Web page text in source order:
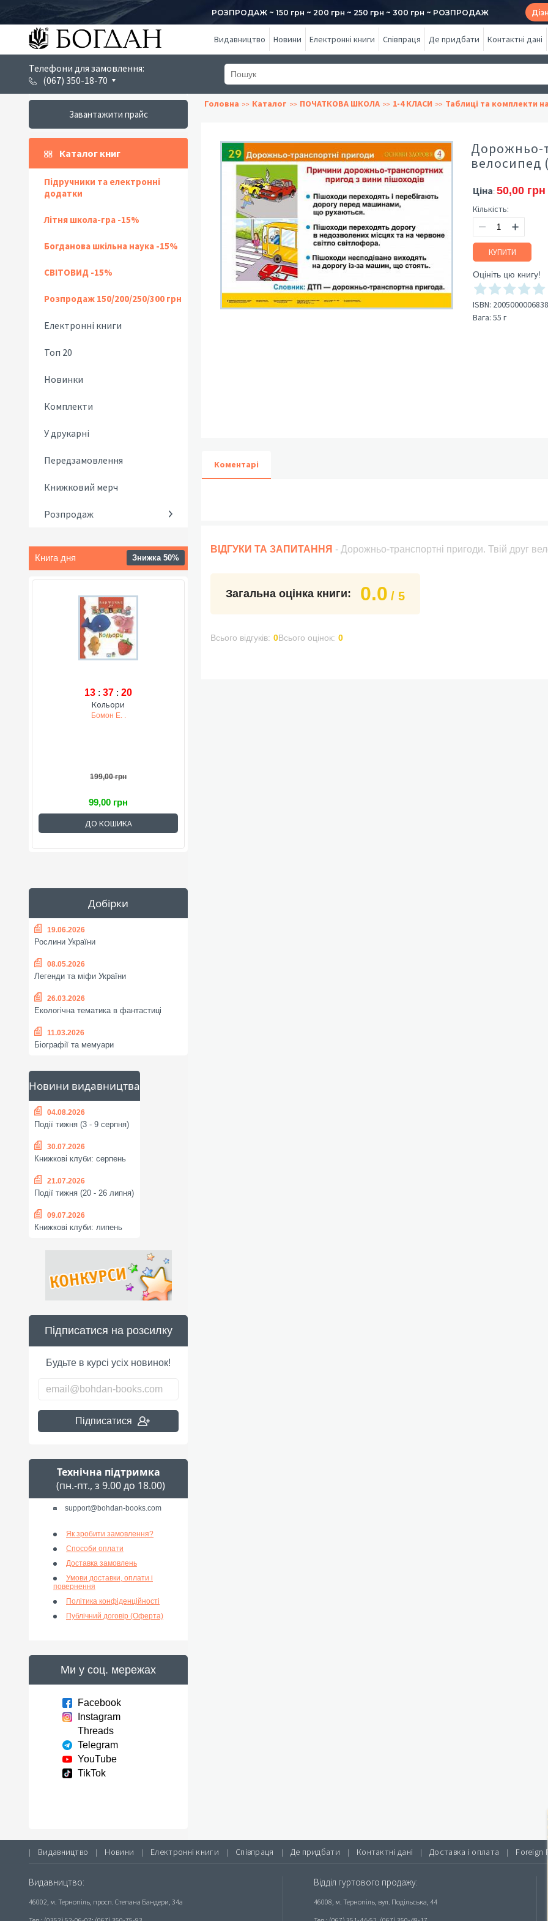
РОЗПРОДАЖ ~ 150 грн ~ 200 грн ~ 250 грн ~ 300 грн ~ РОЗПРОДАЖ
Видавництво Новини Електронні книги Співпраця Де придбати Контактні дані
Телефони для замовлення:
(067) 350-18-70
Завантажити прайс
Каталог книг
Підручники та електронні
додатки
Літня школа-гра -15%
Богданова шкільна наука -15%
СВІТОВИД -15%
Розпродаж 150/200/250/300 грн
Електронні книги
Топ 20
Новинки
Комплекти
У друкарні
Передзамовлення
Книжковий мерч
Розпродаж
Книга дня Знижка 50%
13 : 37 : 19
Кольори
Бомон Е. .
199,00 грн
99,00 грн
ДО КОШИКА
Добірки
19.06.2026
Рослини України
08.05.2026
Легенди та міфи України
26.03.2026
Екологічна тематика в фантастиці
11.03.2026
Біографії та мемуари
Новини видавництва
04.08.2026
Події тижня (3 - 9 серпня)
30.07.2026
Книжкові клуби: серпень
21.07.2026
Події тижня (20 - 26 липня)
09.07.2026
Книжкові клуби: липень
Підписатися на розсилку
Будьте в курсі усіх новинок!
Підписатися
Технічна підтримка
(пн.-пт., з 9.00 до 18.00)
support@bohdan-books.com
Як зробити замовлення?
Способи оплати
Доставка замовлень
Умови доставки, оплати і
повернення
Політика конфіденційності
Публічний договір (Оферта)
Ми у соц. мережах
Facebook
Instagram
Threads
Telegram
YouTube
TikTok
Головна Каталог ПОЧАТКОВА ШКОЛА 1-4 КЛАСИ Таблиці та комплекти
Дорожньо-
велосипед
Ціна: 50,00 грн
Кількість:
КУПИТИ
Оцініть цю книгу!
ISBN: 2005000006838
Вага: 55 г
Коментарі
ВІДГУКИ ТА ЗАПИТАННЯ - Дорожньо-транспортні пригоди. Твій друг
Загальна оцінка книги: 0.0 / 5
Всього відгуків: 0Всього оцінок: 0
| Видавництво | Новини | Електронні книги | Співпраця | Де придбати | Контактні дані | Доставка і оплата | Foreign
Видавництво:
46002, м. Тернопіль, просп. Степана Бандери, 34а
Відділ гуртового продажу:
46008, м. Тернопіль, вул. Подільська, 44